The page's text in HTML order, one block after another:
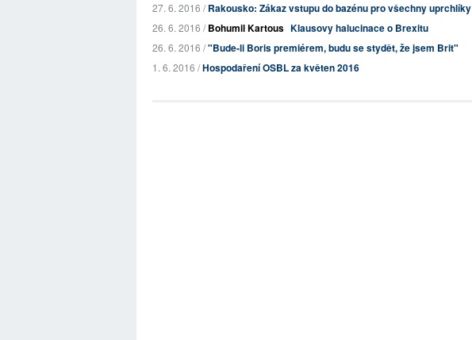
27. 6. 2016 /Rakousko: Zákaz vstupu do bazénu pro všechny uprchlíky
26. 6. 2016 /Bohumil Kartous Klausovy halucinace o Brexitu
26. 6. 2016 /"Bude-li Boris premiérem, budu se stydět, že jsem Brit"
1. 6. 2016 /Hospodaření OSBL za květen 2016